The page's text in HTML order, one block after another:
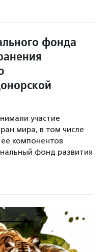
фонда
участие
мира, в том числе
компонентов
фонд развития